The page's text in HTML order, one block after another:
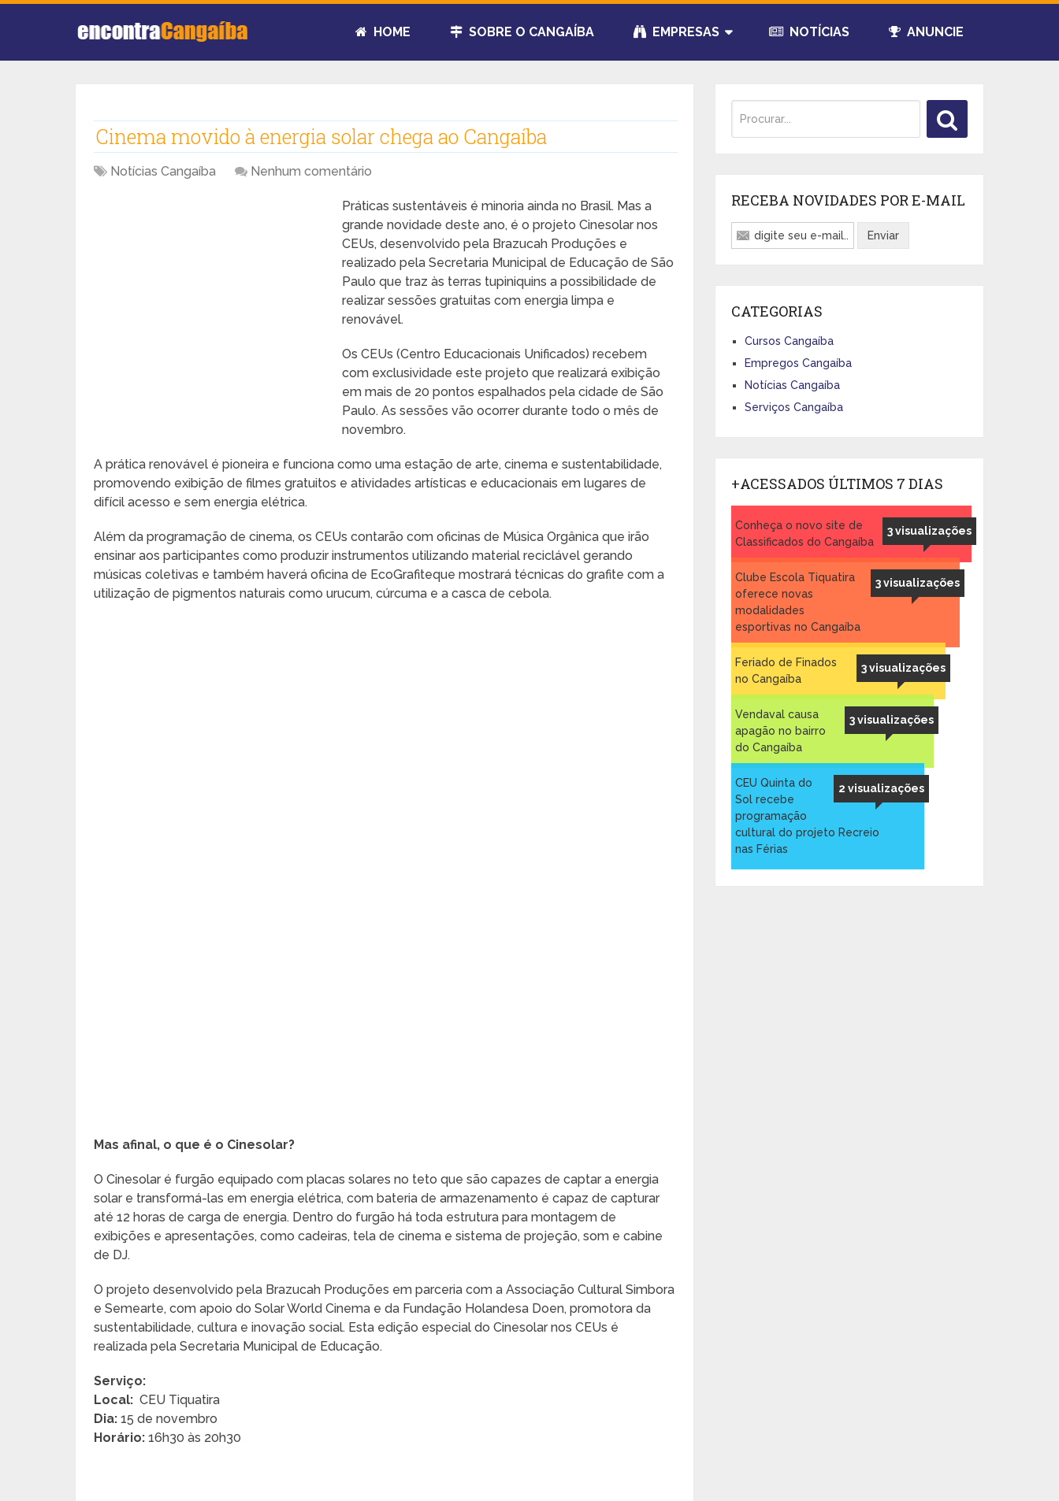
HOME SOBRE O CANGAÍBA EMPRESAS NOTÍCIAS ANUNCIE
Cinema movido à energia solar chega ao Cangaíba
Notícias Cangaíba Nenhum comentário
Práticas sustentáveis é minoria ainda no Brasil. Mas a
grande novidade deste ano, é o projeto Cinesolar nos
CEUs, desenvolvido pela Brazucah Produções e
realizado pela Secretaria Municipal de Educação de São
Paulo que traz às terras tupiniquins a possibilidade de
realizar sessões gratuitas com energia limpa e
renovável.
Os CEUs (Centro Educacionais Unificados) recebem
com exclusividade este projeto que realizará exibição
em mais de 20 pontos espalhados pela cidade de São
Paulo. As sessões vão ocorrer durante todo o mês de
novembro.
A prática renovável é pioneira e funciona como uma estação de arte, cinema e sustentabilidade,
promovendo exibição de filmes gratuitos e atividades artísticas e educacionais em lugares de
difícil acesso e sem energia elétrica.
Além da programação de cinema, os CEUs contarão com oficinas de Música Orgânica que irão
ensinar aos participantes como produzir instrumentos utilizando material reciclável gerando
músicas coletivas e também haverá oficina de EcoGrafiteque mostrará técnicas do grafite com a
utilização de pigmentos naturais como urucum, cúrcuma e a casca de cebola.
Mas afinal, o que é o Cinesolar?
O Cinesolar é furgão equipado com placas solares no teto que são capazes de captar a energia
solar e transformá-las em energia elétrica, com bateria de armazenamento é capaz de capturar
até 12 horas de carga de energia. Dentro do furgão há toda estrutura para montagem de
exibições e apresentações, como cadeiras, tela de cinema e sistema de projeção, som e cabine
de DJ.
O projeto desenvolvido pela Brazucah Produções em parceria com a Associação Cultural Simbora
e Semearte, com apoio do Solar World Cinema e da Fundação Holandesa Doen, promotora da
sustentabilidade, cultura e inovação social. Esta edição especial do Cinesolar nos CEUs é
realizada pela Secretaria Municipal de Educação.
Serviço:
Local: CEU Tiquatira
Dia: 15 de novembro
Horário:16h30 às 20h30
RECEBA NOVIDADES POR E-MAIL
CATEGORIAS
Cursos Cangaíba
Empregos Cangaíba
Notícias Cangaíba
Serviços Cangaíba
+ACESSADOS ÚLTIMOS 7 DIAS
3 visualizações
Conheça o novo site de
Classificados do Cangaíba
3 visualizações
Clube Escola Tiquatira
oferece novas
modalidades
esportivas no Cangaíba
3 visualizações
Feriado de Finados
no Cangaíba
3 visualizações
Vendaval causa
apagão no bairro
do Cangaíba
2 visualizações
CEU Quinta do
Sol recebe
programação
cultural do projeto Recreio
nas Férias